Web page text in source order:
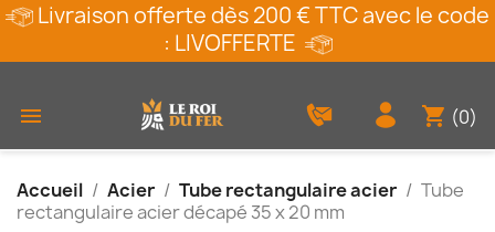
Livraison offerte dès 200 € TTC avec le code
: LIVOFFERTE
 shopping_cart (0)
Accueil Acier Tube rectangulaire acier
Tube
rectangulaire acier décapé 35 x 20 mm